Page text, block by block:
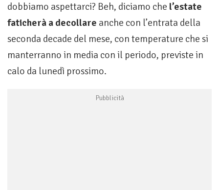
dobbiamo aspettarci? Beh, diciamo che l’estate
faticherà a decollare anche con l’entrata della
seconda decade del mese, con temperature che si
manterranno in media con il periodo, previste in
calo da lunedì prossimo.